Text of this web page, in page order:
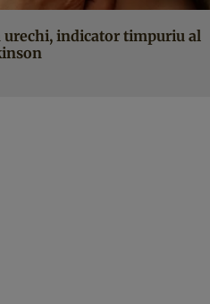
urechi, indicator timpuriu al